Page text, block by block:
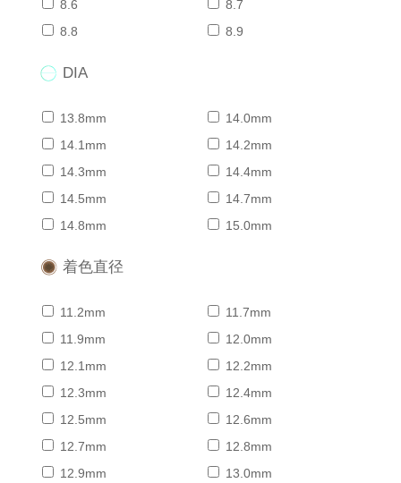
8.6
8.7
8.8
8.9
DIA
13.8mm
14.0mm
14.1mm
14.2mm
14.3mm
14.4mm
14.5mm
14.7mm
14.8mm
15.0mm
着色直径
11.2mm
11.7mm
11.9mm
12.0mm
12.1mm
12.2mm
12.3mm
12.4mm
12.5mm
12.6mm
12.7mm
12.8mm
12.9mm
13.0mm